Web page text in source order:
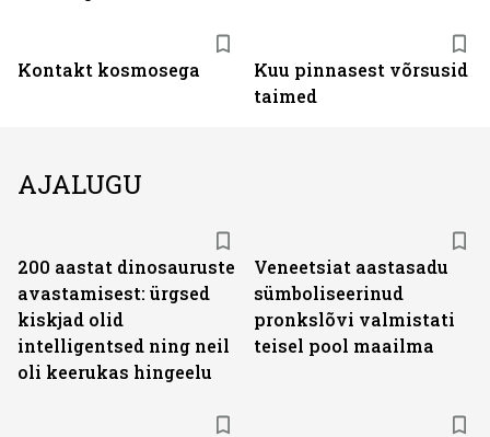
Kontakt kosmosega
Kuu pinnasest võrsusid
taimed
AJALUGU
200 aastat dinosauruste
avastamisest: ürgsed
kiskjad olid
intelligentsed ning neil
oli keerukas hingeelu
Veneetsiat aastasadu
sümboliseerinud
pronkslõvi valmistati
teisel pool maailma